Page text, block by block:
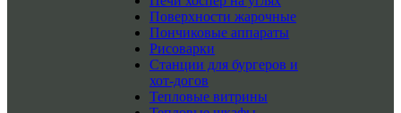
Поверхности жарочные
Пончиковые аппараты
Рисоварки
Станции для бургеров и
хот-догов
Тепловые витрины